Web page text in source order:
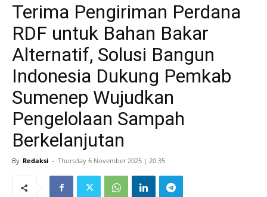
Terima Pengiriman Perdana
RDF untuk Bahan Bakar
Alternatif, Solusi Bangun
Indonesia Dukung Pemkab
Sumenep Wujudkan
Pengelolaan Sampah
Berkelanjutan
By Redaksi - Thursday 6 November 2025 | 20:35